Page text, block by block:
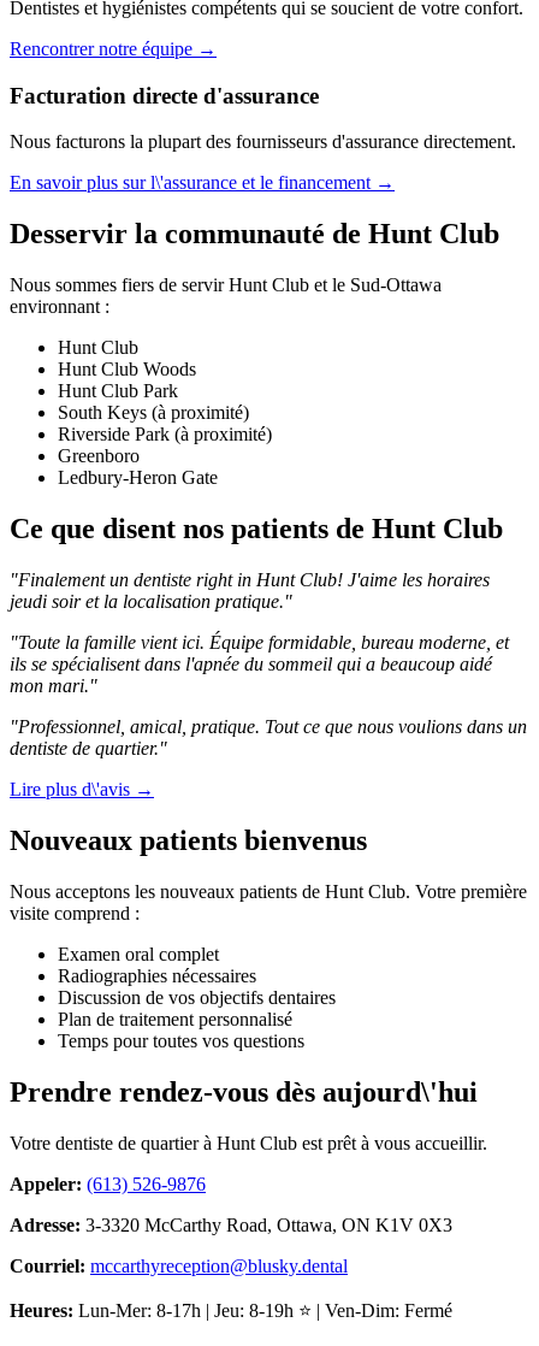
Dentistes et hygiénistes compétents qui se soucient de votre confort.
Rencontrer notre équipe →
Facturation directe d'assurance
Nous facturons la plupart des fournisseurs d'assurance directement.
En savoir plus sur l\'assurance et le financement →
Desservir la communauté de Hunt Club
Nous sommes fiers de servir Hunt Club et le Sud-Ottawa
environnant :
Hunt Club
Hunt Club Woods
Hunt Club Park
South Keys (à proximité)
Riverside Park (à proximité)
Greenboro
Ledbury-Heron Gate
Ce que disent nos patients de Hunt Club
"Finalement un dentiste right in Hunt Club! J'aime les horaires
jeudi soir et la localisation pratique."
"Toute la famille vient ici. Équipe formidable, bureau moderne, et
ils se spécialisent dans l'apnée du sommeil qui a beaucoup aidé
mon mari."
"Professionnel, amical, pratique. Tout ce que nous voulions dans un
dentiste de quartier."
Lire plus d\'avis →
Nouveaux patients bienvenus
Nous acceptons les nouveaux patients de Hunt Club. Votre première
visite comprend :
Examen oral complet
Radiographies nécessaires
Discussion de vos objectifs dentaires
Plan de traitement personnalisé
Temps pour toutes vos questions
Prendre rendez-vous dès aujourd\'hui
Votre dentiste de quartier à Hunt Club est prêt à vous accueillir.
Appeler: (613) 526-9876
Adresse: 3-3320 McCarthy Road, Ottawa, ON K1V 0X3
Courriel: mccarthyreception@blusky.dental
Heures: Lun-Mer: 8-17h | Jeu: 8-19h ⭐ | Ven-Dim: Fermé